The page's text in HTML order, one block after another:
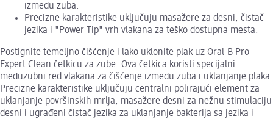
između zuba.
Precizne karakteristike uključuju masažere za desni, čistač
jezika i "Power Tip" vrh vlakana za teško dostupna mesta.
Postignite temeljno čišćenje i lako uklonite plak uz Oral-B Pro
Expert Clean četkicu za zube. Ova četkica koristi specijalni
međuzubni red vlakana za čišćenje između zuba i uklanjanje plaka.
Precizne karakteristike uključuju centralni polirajući element za
uklanjanje površinskih mrlja, masažere desni za nežnu stimulaciju
desni i ugrađeni čistač jezika za uklanjanje bakterija sa jezika i